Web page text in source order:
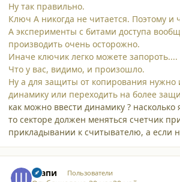
Ну так правильно.
Ключ А никогда не читается. Поэтому и
А эксперименты с битами доступа
производить очень осторожно.
Иначе ключик легко можете запороть....
Что у вас, видимо, и произошло.
Ну а для защиты от копирования нужно
динамику или переходить на более
как можно ввести динамику ?
то секторе должен меняться счетчик
прикладывании к считывателю, а если
Шапи Пользователи